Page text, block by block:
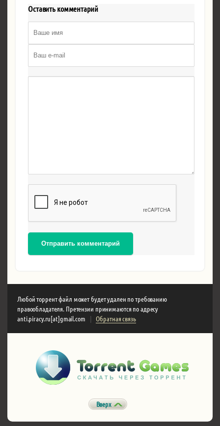
Оставить комментарий
Отправить комментарий
Любой торрент файл может будет удален по требованию
правообладателя. Претензии принимаются по адресу
anti.piracy.ru[at]gmail.com
| Обратная связь
Вверх